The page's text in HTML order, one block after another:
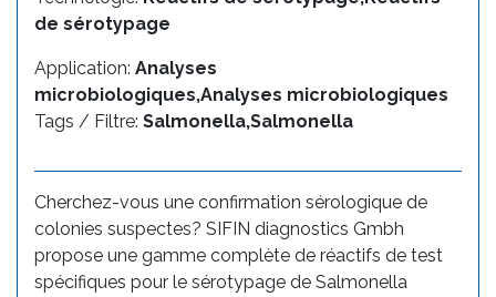
de sérotypage
Application: Analyses
microbiologiques,Analyses microbiologiques
Tags / Filtre: Salmonella,Salmonella
Cherchez-vous une confirmation sérologique de
colonies suspectes? SIFIN diagnostics Gmbh
propose une gamme complète de réactifs de test
spécifiques pour le sérotypage de Salmonella